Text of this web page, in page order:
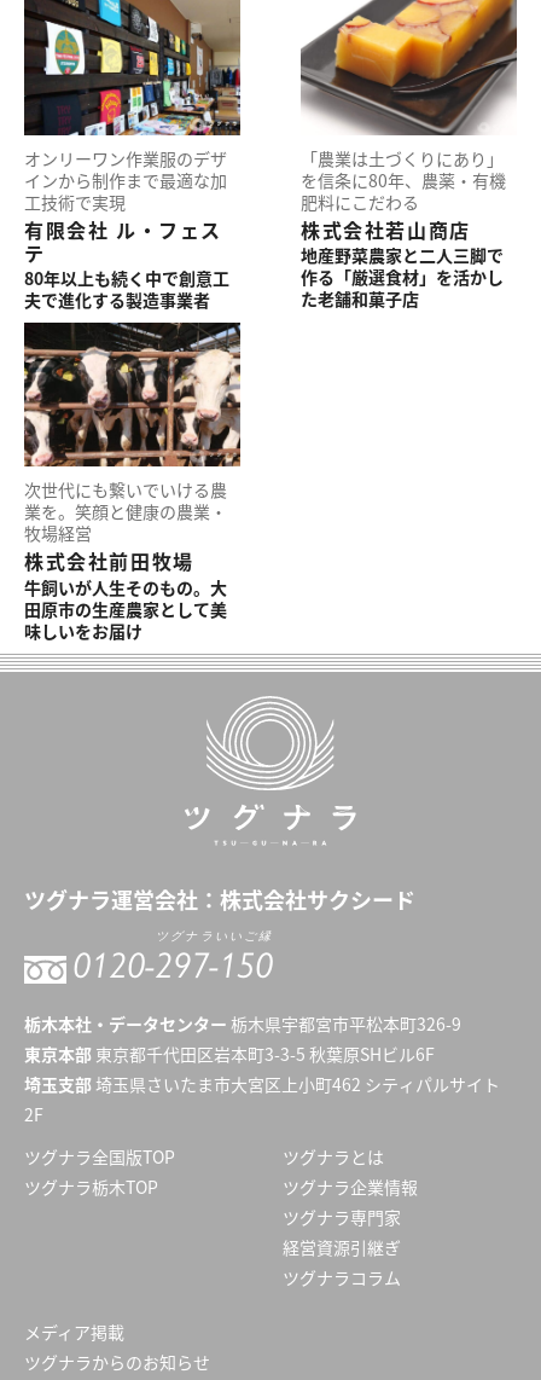
オンリーワン作業服のデザ
インから制作まで最適な加
工技術で実現
有限会社 ル・フェス
テ
80年以上も続く中で創意工
夫で進化する製造事業者
「農業は土づくりにあり」
を信条に80年、農薬・有機
肥料にこだわる
株式会社若山商店
地産野菜農家と二人三脚で
作る「厳選食材」を活かし
た老舗和菓子店
次世代にも繋いでいける農
業を。笑顔と健康の農業・
牧場経営
株式会社前田牧場
牛飼いが人生そのもの。大
田原市の生産農家として美
味しいをお届け
ツグナラ運営会社： 株式会社サクシード
0120-297-150
ツグナラいいご縁
栃木本社・データセンター 栃木県宇都宮市平松本町326-9
東京本部 東京都千代田区岩本町3-3-5 秋葉原SHビル6F
埼玉支部 埼玉県さいたま市大宮区上小町462 シティパルサイト
2F
ツグナラ全国版TOP
ツグナラ栃木TOP
ツグナラとは
ツグナラ企業情報
ツグナラ専門家
経営資源引継ぎ
ツグナラコラム
メディア掲載
ツグナラからのお知らせ